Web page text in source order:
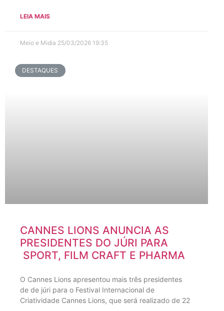
LEIA MAIS
Meio e Midia 25/03/2026 19:35
DESTAQUES
CANNES LIONS ANUNCIA AS
PRESIDENTES DO JÚRI PARA
SPORT, FILM CRAFT E PHARMA
O Cannes Lions apresentou mais três presidentes
de de júri para o Festival Internacional de
Criatividade Cannes Lions, que será realizado de 22